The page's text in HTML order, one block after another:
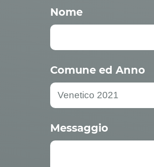
Nome
Comune ed Anno
Messaggio